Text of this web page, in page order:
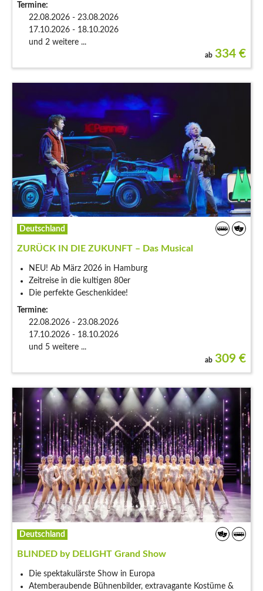
Termine:
22.08.2026 - 23.08.2026
17.10.2026 - 18.10.2026
und 2 weitere ...
ab 334 €
Deutschland
ZURÜCK IN DIE ZUKUNFT – Das Musical
NEU! Ab März 2026 in Hamburg
Zeitreise in die kultigen 80er
Die perfekte Geschenkidee!
Termine:
22.08.2026 - 23.08.2026
17.10.2026 - 18.10.2026
und 5 weitere ...
ab 309 €
Deutschland
BLINDED by DELIGHT Grand Show
Die spektakulärste Show in Europa
Atemberaubende Bühnenbilder, extravagante Kostüme &